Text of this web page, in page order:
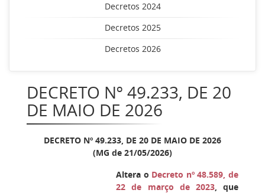
Decretos 2024
Decretos 2025
Decretos 2026
DECRETO Nº 49.233, DE 20
DE MAIO DE 2026
DECRETO Nº 49.233, DE 20 DE MAIO DE 2026
(MG de 21/05/2026)
Altera o Decreto nº 48.589, de
22 de março de 2023, que